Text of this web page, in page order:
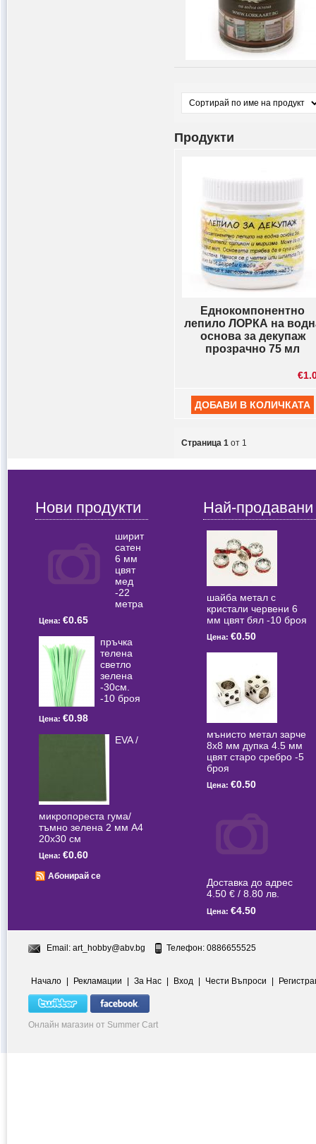
Продукти
Еднокомпонентно
лепило ЛОРКА на
основа за декупаж
прозрачно 75 мл
Страница 1 от 1
Нови продукти
ширит
сатен
6 мм
цвят
мед
-22
метра
Цена: €0.65
пръчка
телена
светлo
зелена
-30см.
-10 броя
Цена: €0.98
EVA /
микропореста гума/
тъмно зелена 2 мм А4
20x30 см
Цена: €0.60
Абонирай се
Най-продавани
шайба метал с
кристали червени 6
мм цвят бял -10 броя
Цена: €0.50
мънисто метал зарче
8x8 мм дупка 4.5 мм
цвят старо сребро -5
броя
Цена: €0.50
Доставка до адрес
4.50 € / 8.80 лв.
Цена: €4.50
Email: art_hobby@abv.bg Телефон: 0886655525
Начало | Рекламации | За Нас | Вход | Чести Въпроси |
Онлайн магазин от Summer Cart